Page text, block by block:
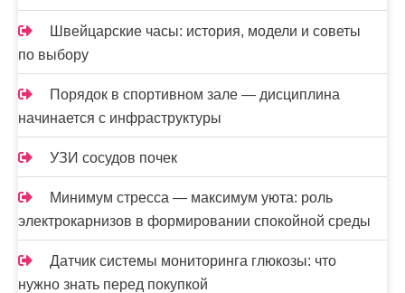
Швейцарские часы: история, модели и советы
по выбору
Порядок в спортивном зале — дисциплина
начинается с инфраструктуры
УЗИ сосудов почек
Минимум стресса — максимум уюта: роль
электрокарнизов в формировании спокойной среды
Датчик системы мониторинга глюкозы: что
нужно знать перед покупкой